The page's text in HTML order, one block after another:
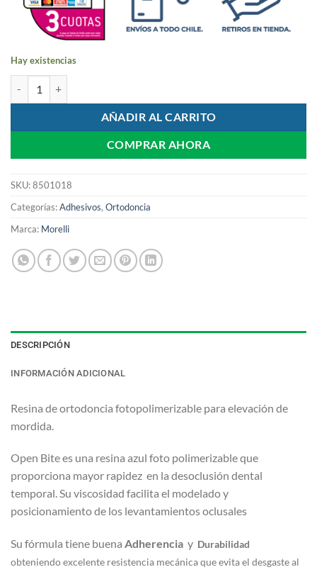
Hay existencias
AÑADIR AL CARRITO
COMPRAR AHORA
SKU:8501018
Categorías:Adhesivos, Ortodoncia
Marca: Morelli
DESCRIPCIÓN
INFORMACIÓN ADICIONAL
Resina de ortodoncia fotopolimerizable para elevación de
mordida.
Open Bite es una resina azul foto polimerizable que
proporciona mayor rapidez en la desoclusión dental
temporal. Su viscosidad facilita el modelado y
posicionamiento de los levantamientos oclusales
Su fórmula tiene buena Adherencia y Durabilidad
obteniendo excelente resistencia mecánica que evita el desgaste al